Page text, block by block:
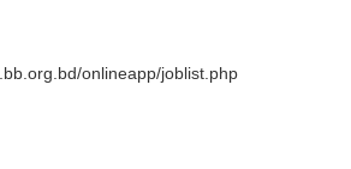
onlineapp/joblist.php